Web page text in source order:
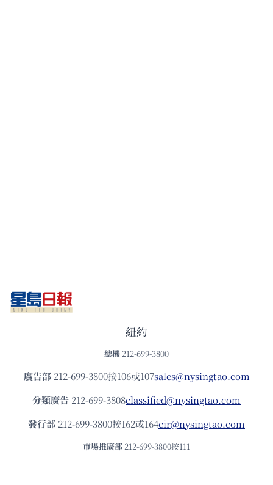
紐約
總機 212-699-3800
廣告部212-699-3800按106或107sales@nysingtao.com
分類廣告 212-699-3808classified@nysingtao.com
發⾏部 212-699-3800按162或164cir@nysingtao.com
市場推廣部 212-699-3800按111